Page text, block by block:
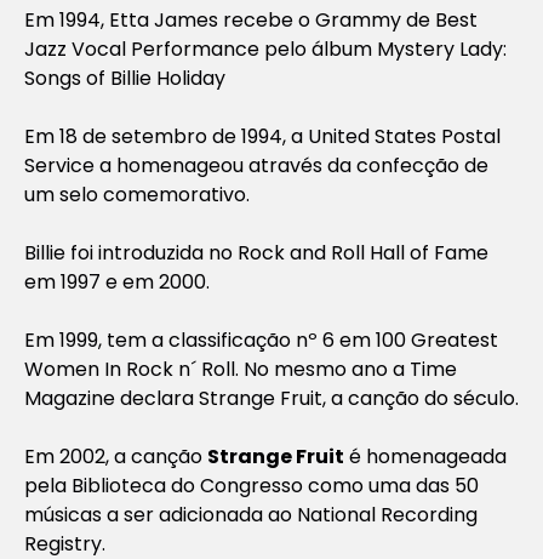
Em 1994, Etta James recebe o Grammy de Best
Jazz Vocal Performance pelo álbum Mystery Lady:
Songs of Billie Holiday
Em 18 de setembro de 1994, a United States Postal
Service a homenageou através da confecção de
um selo comemorativo.
Billie foi introduzida no Rock and Roll Hall of Fame
em 1997 e em 2000.
Em 1999, tem a classificação nº 6 em 100 Greatest
Women In Rock n´ Roll. No mesmo ano a Time
Magazine declara Strange Fruit, a canção do século.
Em 2002, a canção Strange Fruit é homenageada
pela Biblioteca do Congresso como uma das 50
músicas a ser adicionada ao National Recording
Registry.